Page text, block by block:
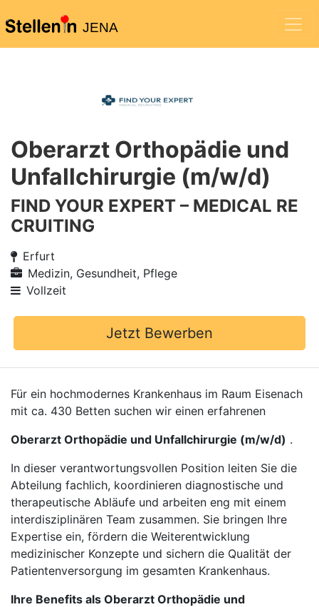
JENA
Oberarzt Orthopädie und
Unfallchirurgie (m/w/d)
FIND YOUR EXPERT – MEDICAL RE
CRUITING
Erfurt
Medizin, Gesundheit, Pflege
Vollzeit
Jetzt Bewerben
Für ein hochmodernes Krankenhaus im Raum Eisenach
mit ca. 430 Betten suchen wir einen erfahrenen
Oberarzt Orthopädie und Unfallchirurgie (m/w/d) .
In dieser verantwortungsvollen Position leiten Sie die
Abteilung fachlich, koordinieren diagnostische und
therapeutische Abläufe und arbeiten eng mit einem
interdisziplinären Team zusammen. Sie bringen Ihre
Expertise ein, fördern die Weiterentwicklung
medizinischer Konzepte und sichern die Qualität der
Patientenversorgung im gesamten Krankenhaus.
Ihre Benefits als Oberarzt Orthopädie und